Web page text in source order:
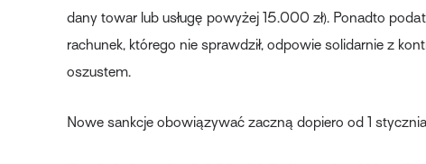
dany towar lub usługę powyżej 15.000 zł). Ponadto
rachunek, którego nie sprawdził, odpowie solidarnie z
oszustem.
Nowe sankcje obowiązywać zaczną dopiero od 1